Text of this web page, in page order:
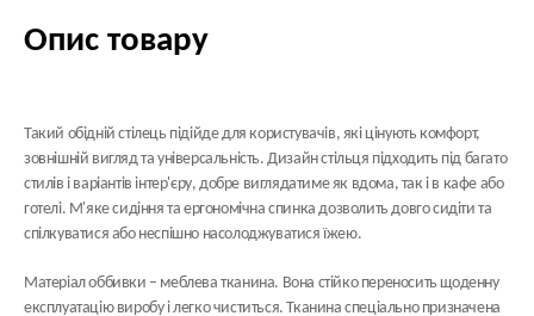
Опис товару
Такий обідній стілець підійде для користувачів, які цінують комфорт,
зовнішній вигляд та універсальність. Дизайн стільця підходить під багато
стилів і варіантів інтер'єру, добре виглядатиме як вдома, так і в кафе або
готелі. М'яке сидіння та ергономічна спинка дозволить довго сидіти та
спілкуватися або неспішно насолоджуватися їжею.
Матеріал оббивки – меблева тканина. Вона стійко переносить щоденну
експлуатацію виробу і легко чиститься. Тканина спеціально призначена